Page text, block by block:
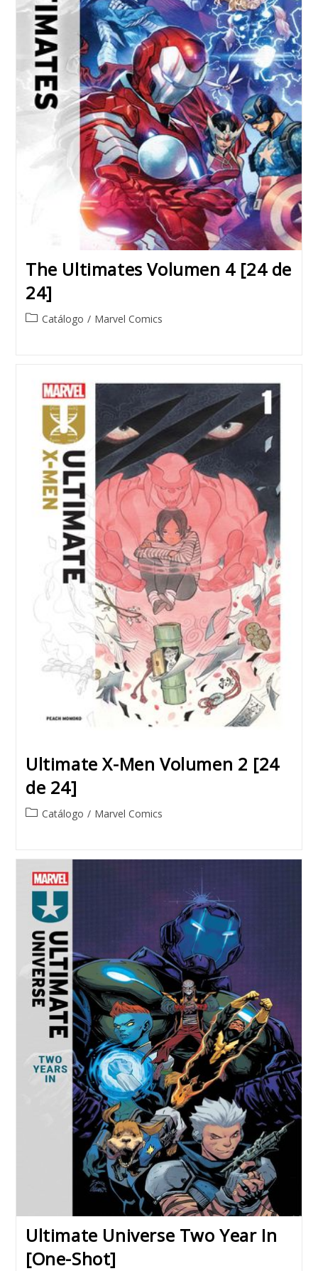
The Ultimates Volumen 4 [24 de
24]
PostCatálogo / Marvel Comics
Ultimate X-Men Volumen 2 [24
de 24]
PostCatálogo / Marvel Comics
Ultimate Universe Two Year In
[One-Shot]